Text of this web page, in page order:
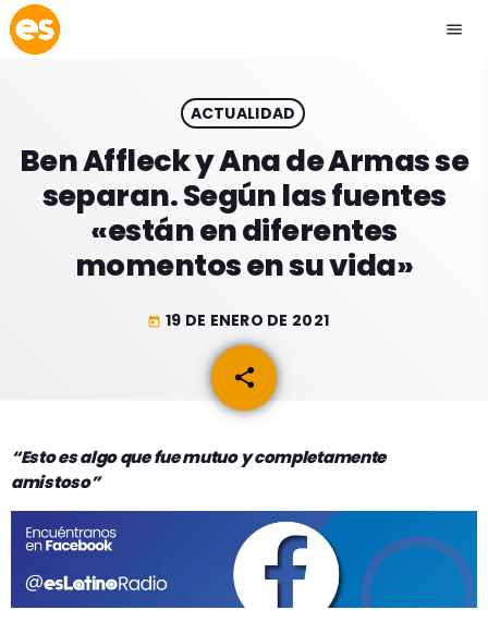
menu
play_arrow EMISIÓN LA PAZ
play_arrow EMISIÓN COCHABAMBA
ESLATINO NEWS
ESPECTÁCULOS
GEEKERS
MÚSICA
INICIO
RADIO SPLENDID
CONTACTO
ACTUALIDAD
Ben Affleck y Ana de Armas se
separan. Según las fuentes
«están en diferentes
momentos en su vida»
today 19 DE ENERO DE 2021
share
email
“Esto es algo que fue mutuo y completamente
amistoso”